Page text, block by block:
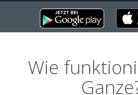
Wie